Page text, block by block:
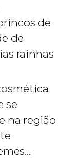
de
de
rainhas
se
na região